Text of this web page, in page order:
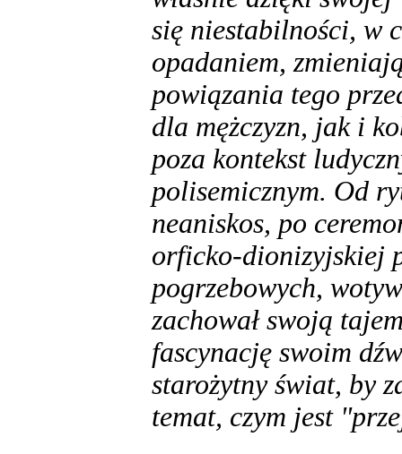
się niestabilności, w
opadaniem,
powiązania tego
dla mężczyzn, jak i
poza kontekst
polisemicznym. Od
neaniskos, po
orficko-dionizyjskiej
pogrzebowych,
zachował swoją
fascynację swoim
starożytny świat, by
temat, czym jest